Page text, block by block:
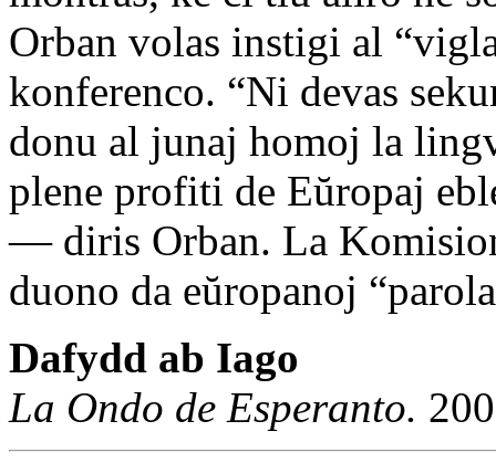
Orban volas instigi al
konferenco. “Ni devas
donu al junaj homoj la
plene profiti de Eŭropaj
— diris Orban. La
duono da eŭropanoj
Dafydd ab Iago
La Ondo de Esperanto.